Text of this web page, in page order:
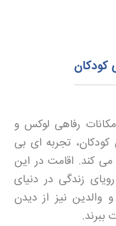
کودکان
رفاهی لوکس و
تجربه ای بی
می کند. اقامت در این
زندگی در دنیای
والدین نیز از دیدن
ببرند.